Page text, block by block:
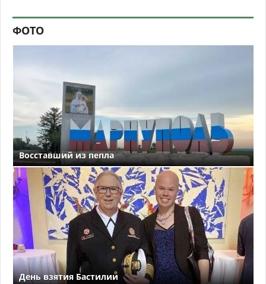
ФОТО
Восставший из пепла
День взятия Бастилии